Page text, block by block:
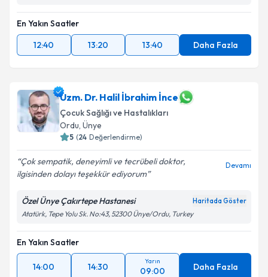
En Yakın Saatler
12:40
13:20 13:40 Daha Fazla
Uzm. Dr. Halil İbrahim İnce
Çocuk Sağlığı ve Hastalıkları
Ordu, Ünye
5 (24 Değerlendirme)
Çok sempatik, deneyimli ve tecrübeli doktor,
ilgisinden dolayı teşekkür ediyorum
Devamı
Özel Ünye Çakırtepe Hastanesi Haritada Göster
Atatürk, Tepe Yolu Sk. No:43, 52300 Ünye/Ordu, Turkey
En Yakın Saatler
14:00 14:30
Yarın
09:00 Daha Fazla